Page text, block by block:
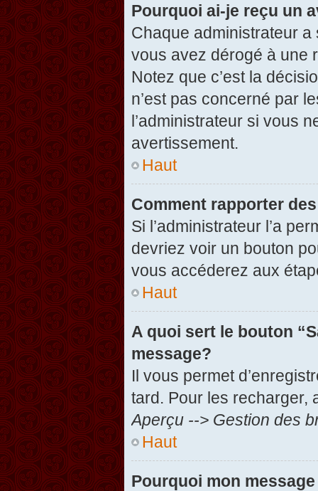
Pourquoi ai-je reçu un
Chaque administrateur
vous avez dérogé à une
Notez que c’est la
n’est pas concerné par
l’administrateur si vous
avertissement.
Haut
Comment rapporter
Si l’administrateur l’a
devriez voir un bouton
vous accéderez aux
Haut
A quoi sert le bouton
message?
Il vous permet
tard. Pour les recharger,
Aperçu --> Gestion des
Haut
Pourquoi mon